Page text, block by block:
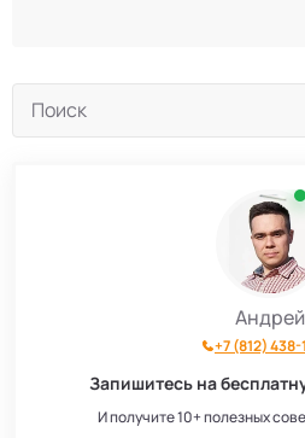
Андрей
+7 (812)
Запишитесь на
И получите 10+ полезных